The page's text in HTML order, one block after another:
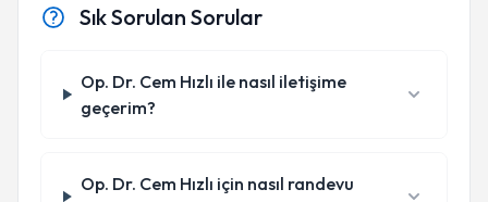
Sık Sorulan Sorular
Op. Dr. Cem Hızlı ile nasıl iletişime
geçerim?
Op. Dr. Cem Hızlı için nasıl randevu